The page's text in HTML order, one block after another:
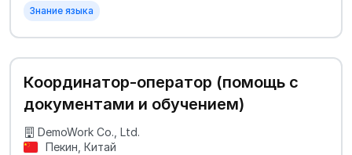
Знание языка
Координатор-оператор (помощь с
документами и обучением)
DemoWork Co., Ltd.
Пекин, Китай